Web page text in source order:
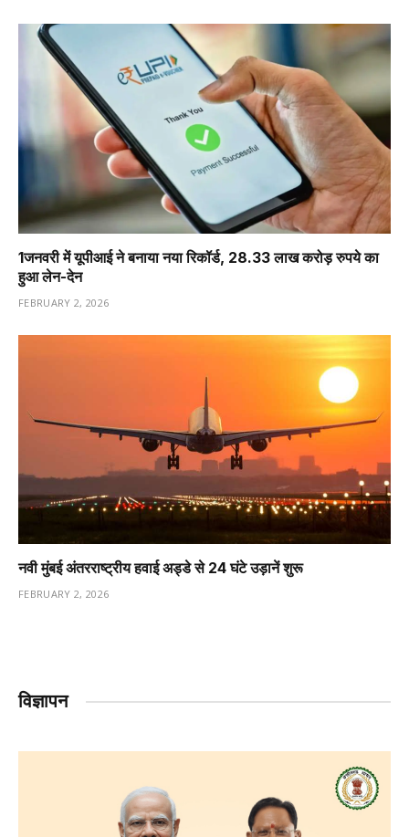
1️जनवरी में यूपीआई ने बनाया नया रिकॉर्ड, 28.33 लाख करोड़ रुपये का
हुआ लेन-देन
FEBRUARY 2, 2026
नवी मुंबई अंतरराष्ट्रीय हवाई अड्डे से 24 घंटे उड़ानें शुरू
FEBRUARY 2, 2026
विज्ञापन